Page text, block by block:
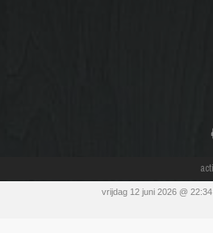
vrijdag 12 juni 2026 @ 22:34